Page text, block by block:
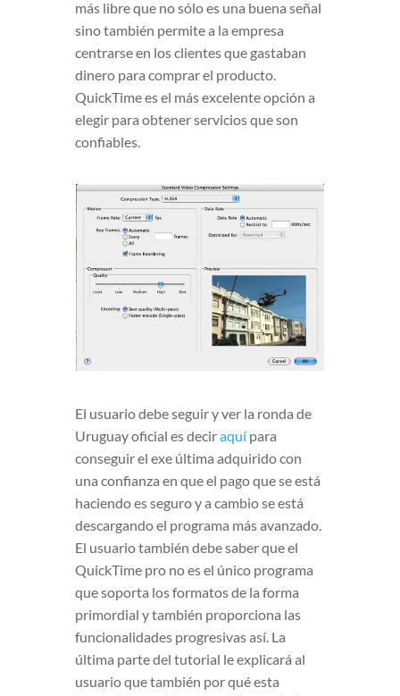
más libre que no sólo es una buena señal
sino también permite a la empresa
centrarse en los clientes que gastaban
dinero para comprar el producto.
QuickTime es el más excelente opción a
elegir para obtener servicios que son
confiables.
El usuario debe seguir y ver la ronda de
Uruguay oficial es deciraquí para
conseguir el exe última adquirido con
una confianza en que el pago que se está
haciendo es seguro y a cambio se está
descargando el programa más avanzado.
El usuario también debe saber que el
QuickTime pro no es el único programa
que soporta los formatos de la forma
primordial y también proporciona las
funcionalidades progresivas así. La
última parte del tutorial le explicará al
usuario que también por qué esta